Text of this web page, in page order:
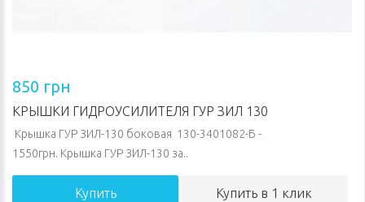
850 грн
КРЫШКИ ГИДРОУСИЛИТЕЛЯ ГУР ЗИЛ 130
Крышка ГУР ЗИЛ-130 боковая 130-3401082-Б -
1550грн. Крышка ГУР ЗИЛ-130 за..
Купить Купить в 1 клик